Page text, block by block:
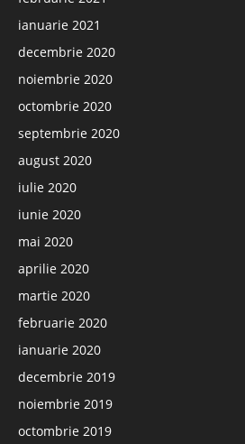
ianuarie 2021
decembrie 2020
noiembrie 2020
octombrie 2020
septembrie 2020
august 2020
iulie 2020
iunie 2020
mai 2020
aprilie 2020
martie 2020
februarie 2020
ianuarie 2020
decembrie 2019
noiembrie 2019
octombrie 2019